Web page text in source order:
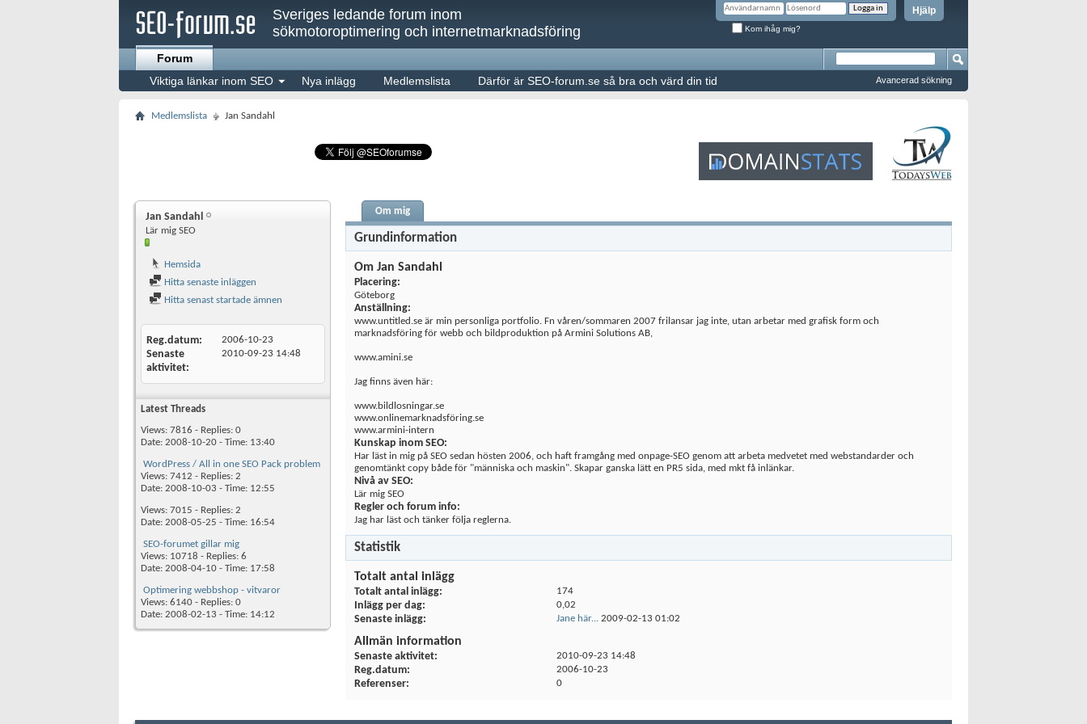
Hjälp
Kom ihåg mig?
Sveriges ledande forum inom
sökmotoroptimering och internetmarknadsföring
Forum
Viktiga länkar inom SEO
Nya inlägg Medlemslista Därför är SEO-forum.se så bra och värd din tid Avancerad sökning
Medlemslista Jan Sandahl
Jan Sandahl
Lär mig SEO
Hemsida
Hitta senaste inläggen
Hitta senast startade ämnen
Reg.datum 2006-10-23
Senaste
aktivitet
2010-09-23 14:48
Latest Threads
Views: 7816 - Replies: 0
Date: 2008-10-20 - Time: 13:40
WordPress / All in one SEO Pack problem
Views: 7412 - Replies: 2
Date: 2008-10-03 - Time: 12:55
Views: 7015 - Replies: 2
Date: 2008-05-25 - Time: 16:54
SEO-forumet gillar mig
Views: 10718 - Replies: 6
Date: 2008-04-10 - Time: 17:58
Optimering webbshop - vitvaror
Views: 6140 - Replies: 0
Date: 2008-02-13 - Time: 14:12
Om mig
Grundinformation
Om Jan Sandahl
Placering:
Göteborg
Anställning:
www.untitled.se är min personliga portfolio. Fn våren/sommaren 2007 frilansar jag inte, utan arbetar med grafisk form och
marknadsföring för webb och bildproduktion på Armini Solutions AB,
www.amini.se
Jag finns även här:
www.bildlosningar.se
www.onlinemarknadsföring.se
www.armini-intern
Kunskap inom SEO:
Har läst in mig på SEO sedan hösten 2006, och haft framgång med onpage-SEO genom att arbeta medvetet med webstandarder och
genomtänkt copy både för "människa och maskin". Skapar ganska lätt en PR5 sida, med mkt få inlänkar.
Nivå av SEO:
Lär mig SEO
Regler och forum info:
Jag har läst och tänker följa reglerna.
Statistik
Totalt antal inlägg
Totalt antal inlägg 174
Inlägg per dag 0,02
Senaste inlägg Jane här... 2009-02-13 01:02
Allmän information
Senaste aktivitet 2010-09-23 14:48
Reg.datum 2006-10-23
Referenser 0